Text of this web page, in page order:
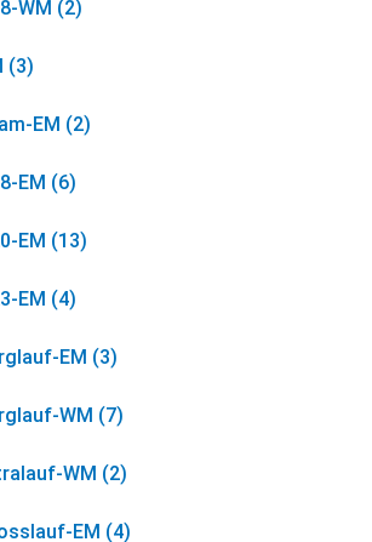
WM (2)
(3)
EM (2)
EM (6)
EM (13)
EM (4)
EM (3)
WM (7)
WM (2)
EM (4)